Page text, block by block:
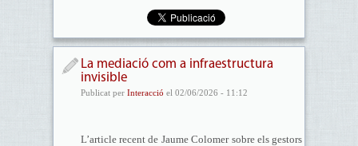
La mediació com a infraestructura
invisible
Publicat per Interacció el 02/06/2026 - 11:12
L’article recent de Jaume Colomer sobre els gestors